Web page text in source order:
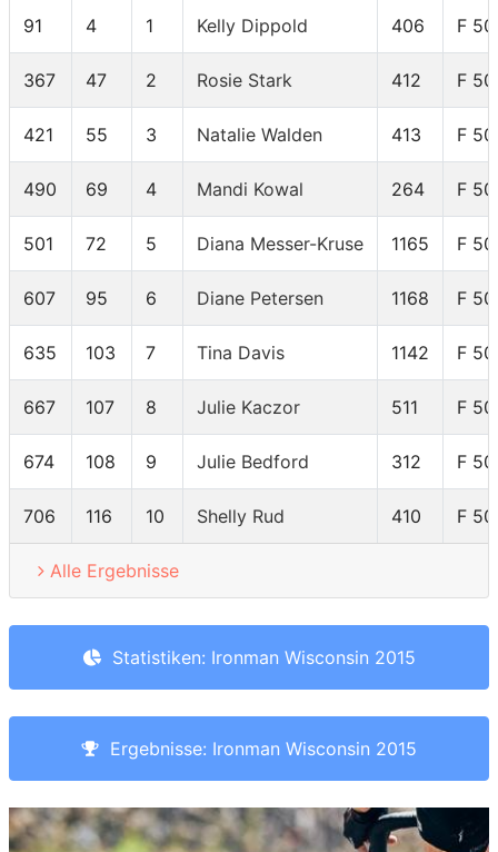
91 4 1 Kelly Dippold 406 F
367 47 2 Rosie Stark 412 F
421 55 3 Natalie Walden 413 F
490 69 4 Mandi Kowal 264 F
501 72 5 Diana Messer-Kruse 1165 F
607 95 6 Diane Petersen 1168 F
635 103 7 Tina Davis 1142 F
667 107 8 Julie Kaczor 511 F
674 108 9 Julie Bedford 312 F
706 116 10 Shelly Rud 410 F
Alle Ergebnisse
Statistiken: Ironman Wisconsin 2015
Ergebnisse: Ironman Wisconsin 2015